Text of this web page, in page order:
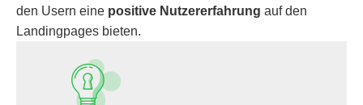
den Usern eine positive Nutzererfahrung auf den
Landingpages bieten.